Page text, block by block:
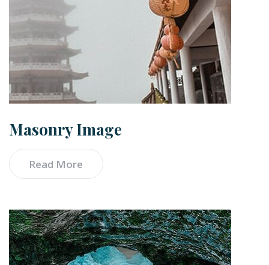
Masonry Image
Read More